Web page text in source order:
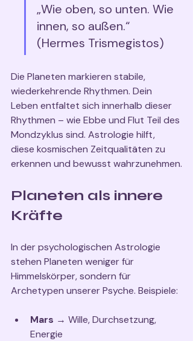
„Wie oben, so unten. Wie
innen, so außen.“
(Hermes Trismegistos)
Die Planeten markieren stabile,
wiederkehrende Rhythmen. Dein
Leben entfaltet sich innerhalb dieser
Rhythmen – wie Ebbe und Flut Teil des
Mondzyklus sind. Astrologie hilft,
diese kosmischen Zeitqualitäten zu
erkennen und bewusst wahrzunehmen.
Planeten als innere
Kräfte
In der psychologischen Astrologie
stehen Planeten weniger für
Himmelskörper, sondern für
Archetypen unserer Psyche. Beispiele:
Mars → Wille, Durchsetzung,
Energie